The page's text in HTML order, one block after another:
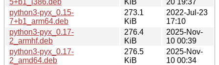
python3-pyx_0.15-
7+b1_arm64.deb
273.1
KiB
2022-Jul-23
17:10
python3-pyx_0.17-
2_armhf.deb
276.4
KiB
2025-Nov-
10 00:39
python3-pyx_0.17-
2_amd64.deb
276.5
KiB
2025-Nov-
10 00:34